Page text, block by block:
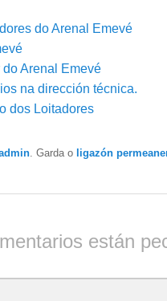
do Arenal Emevé
Arenal Emevé
na dirección técnica.
dos Loitadores
. Garda o ligazón
están